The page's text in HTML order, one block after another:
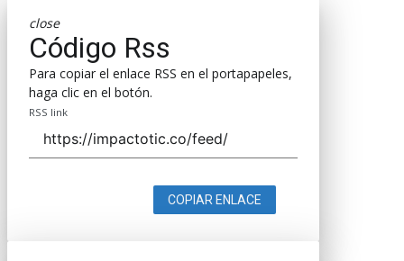
close
Código Rss
Para copiar el enlace RSS en el portapapeles,
haga clic en el botón.
RSS link
COPIAR ENLACE